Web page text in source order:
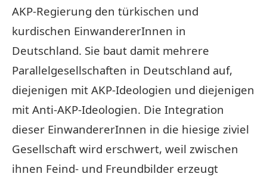
AKP-Regierung den türkischen und
kurdischen EinwandererInnen in
Deutschland. Sie baut damit mehrere
Parallelgesellschaften in Deutschland auf,
diejenigen mit AKP-Ideologien und diejenigen
mit Anti-AKP-Ideologien. Die Integration
dieser EinwandererInnen in die hiesige ziviel
Gesellschaft wird erschwert, weil zwischen
ihnen Feind- und Freundbilder erzeugt